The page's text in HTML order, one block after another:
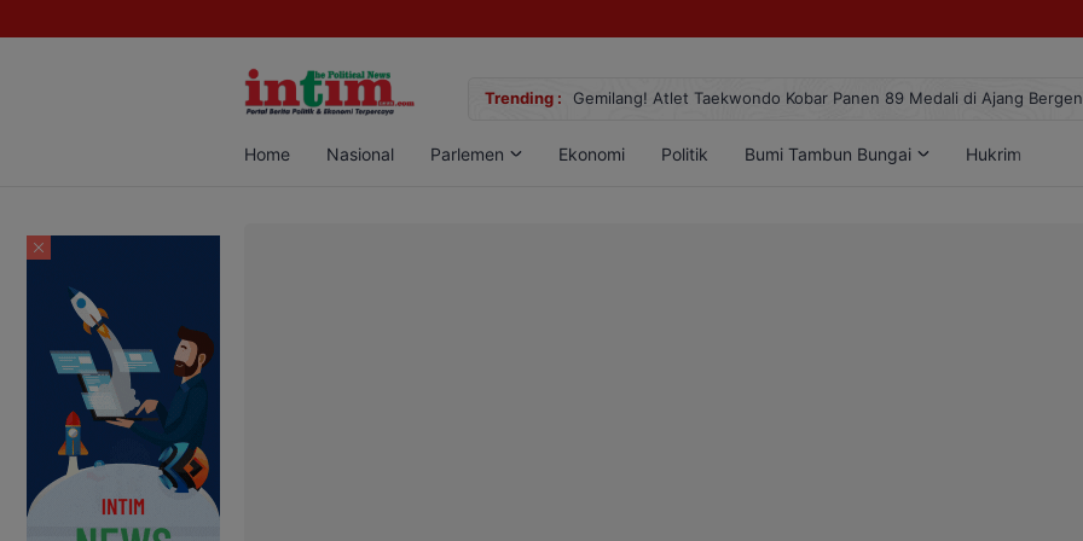
Trending :
Sabu di Pangkalan Bun, Dua Pelaku Diamankan Gemilang! Atlet Taekwondo Kobar Panen 89 Medali di Ajang
Home Nasional Parlemen Ekonomi Politik Bumi Tambun Bungai Hukrim